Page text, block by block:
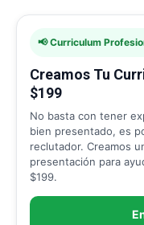
📢 Curriculum
Creamos Tu
$199
No basta con tener
bien presentado, es
reclutador. Creamos
presentación para
$199.